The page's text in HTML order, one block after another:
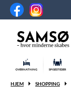
OVERNATNING SPISESTEDER
HJEM SHOPPING